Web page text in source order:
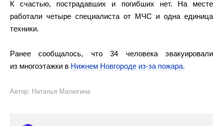
К счастью, пострадавших и погибших нет. На месте
работали четыре специалиста от МЧС и одна единица
техники.
Ранее сообщалось, что 34 человека эвакуировали
из многоэтажки в Нижнем Новгороде из-за пожара.
Автор: Наталья Малюгина